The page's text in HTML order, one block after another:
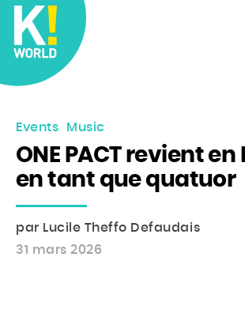
Events Music
ONE PACT revient en
en tant que quatuor
par Lucile Theffo Defaudais
31 mars 2026